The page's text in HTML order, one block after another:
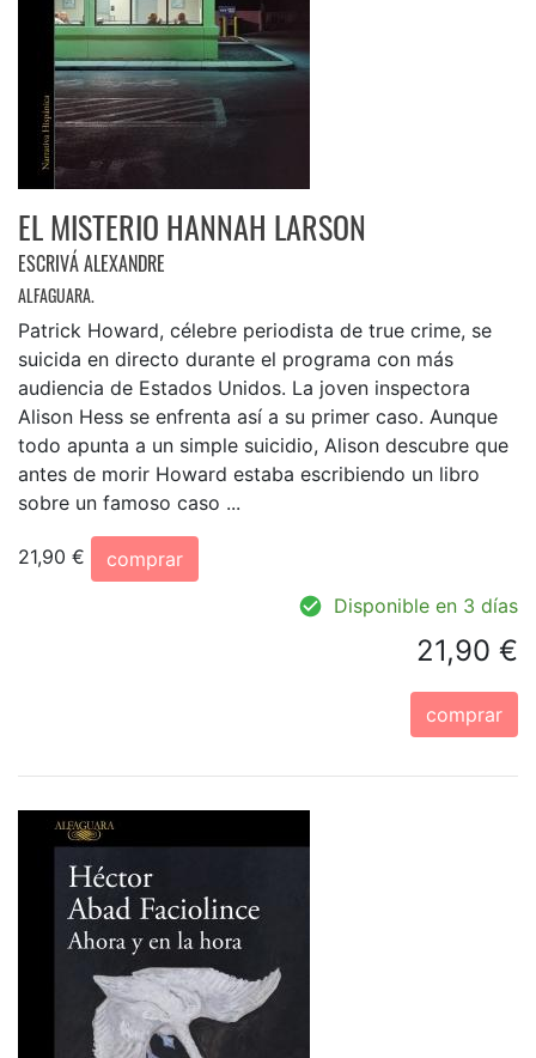
EL MISTERIO HANNAH LARSON
ESCRIVÁ ALEXANDRE
ALFAGUARA.
Patrick Howard, célebre periodista de true crime, se
suicida en directo durante el programa con más
audiencia de Estados Unidos. La joven inspectora
Alison Hess se enfrenta así a su primer caso. Aunque
todo apunta a un simple suicidio, Alison descubre que
antes de morir Howard estaba escribiendo un libro
sobre un famoso caso ...
21,90 €
comprar
Disponible en 3 días
21,90 €
comprar